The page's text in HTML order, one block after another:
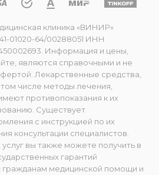
клиника «ВИНИР»
01020-64/00288051 ИНН
Информация и цены,
являются справочными и не
Лекарственные средства,
числе методы лечения,
противопоказания к их
Существует
с инструкцией по их
консультации специалистов.
вы также можете получить в
гарантий
гражданам медицинской помощи и